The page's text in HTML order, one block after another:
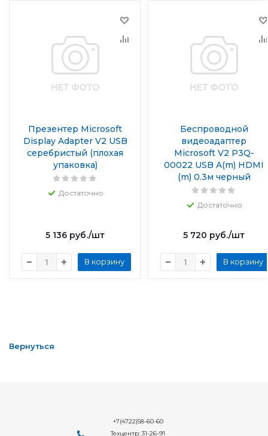
Презентер Microsoft
Display Adapter V2 USB
серебристый (плохая
упаковка)
Достаточно
5 136 руб./шт
В корзину
Беспроводной
видеоадаптер
Microsoft V2 P3Q-
00022 USB A(m) HDMI
(m) 0.3м черный
Достаточно
5 720 руб./шт
В корзину
Вернуться
+7(4722)58-60-60
Техцентр: 31-26-91